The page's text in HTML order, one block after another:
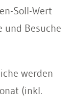
Soll-Wert
und Besuche
werden
(inkl.